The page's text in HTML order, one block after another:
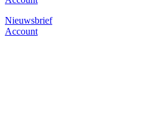
Nieuwsbrief
Account